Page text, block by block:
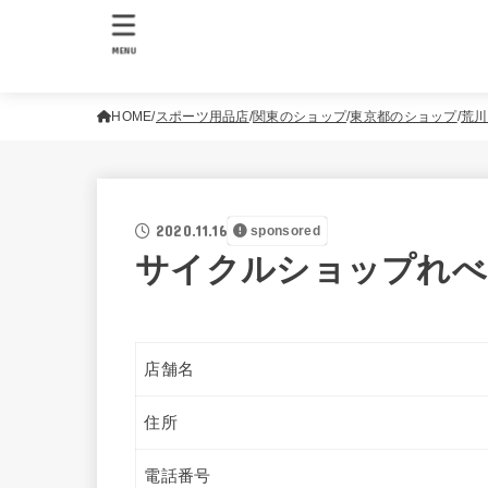
MENU
HOME スポーツ用品店 関東のショップ 東京都のショップ 荒
2020.11.16 sponsored
サイクルショップれ
店舗名
住所
電話番号